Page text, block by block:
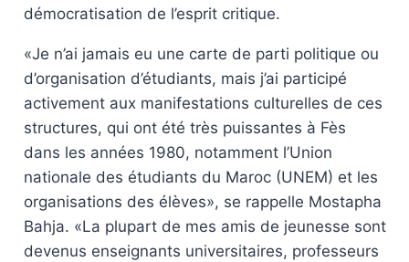
démocratisation de l’esprit critique.
«Je n’ai jamais eu une carte de parti politique ou
d’organisation d’étudiants, mais j’ai participé
activement aux manifestations culturelles de ces
structures, qui ont été très puissantes à Fès
dans les années 1980, notamment l’Union
nationale des étudiants du Maroc (UNEM) et les
organisations des élèves», se rappelle Mostapha
Bahja. «La plupart de mes amis de jeunesse sont
devenus enseignants universitaires, professeurs